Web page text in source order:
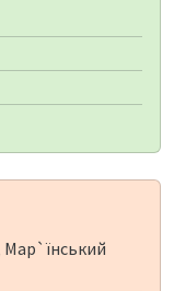
Мар`їнський